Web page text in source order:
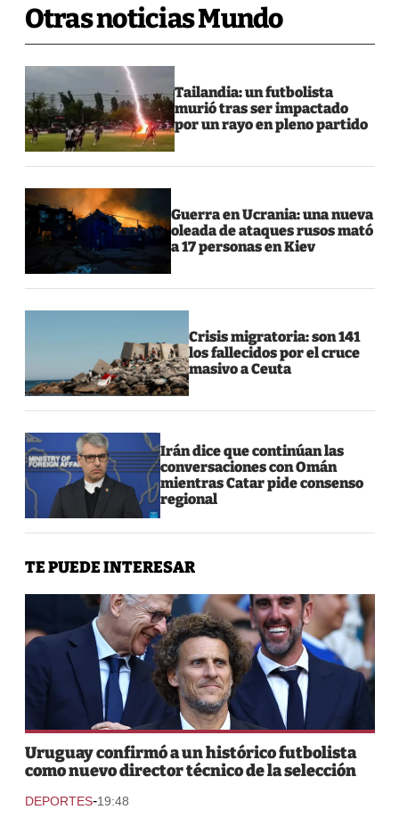
Otras noticias Mundo
Tailandia: un futbolista
murió tras ser impactado
por un rayo en pleno partido
Guerra en Ucrania: una nueva
oleada de ataques rusos mató
a 17 personas en Kiev
Crisis migratoria: son 141
los fallecidos por el cruce
masivo a Ceuta
Irán dice que continúan las
conversaciones con Omán
mientras Catar pide consenso
regional
TE PUEDE INTERESAR
Uruguay confirmó a un histórico futbolista
como nuevo director técnico de la selección
DEPORTES-19:48